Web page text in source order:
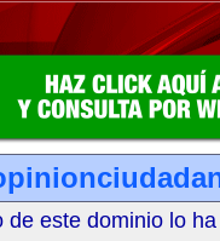
de este dominio lo